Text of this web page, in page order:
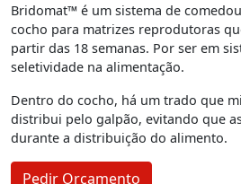
Bridomat™ é um sistema de
cocho para matrizes reprodutoras
partir das 18 semanas. Por ser em
seletividade na alimentação.
Dentro do cocho, há um trado que
distribui pelo galpão, evitando que
durante a distribuição do alimento.
Pedir Orçamento